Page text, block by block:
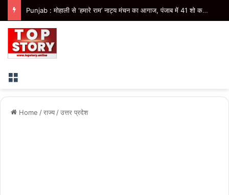
Punjab : मोहाली से ‘हमारे राम’ नाट्य मंचन का आगाज, पंजाब में 41 शो कराएगी भगवंत मान सरकार
Menu
Home /राज्य /उत्तर प्रदेश